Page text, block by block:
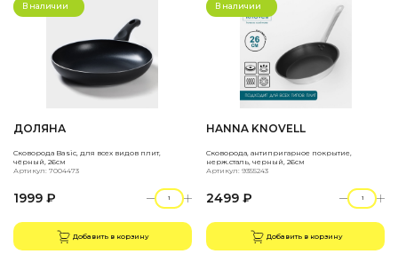
В наличии
ДОЛЯНА
Сковорода Basic, для всех видов плит,
чёрный, 26см
Артикул: 7004473
1999 ₽
Добавить в корзину
В наличии
HANNA KNOVELL
Сковорода, антипригарное покрытие,
нерж.сталь, черный, 26см
Артикул: 9355243
2499 ₽
Добавить в корзину